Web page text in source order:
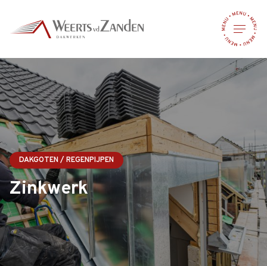
DAKGOTEN / REGENPIJPEN
Zinkwerk